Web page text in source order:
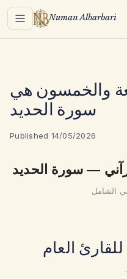
Menu Numan Albarbari
والخمسون هي
سورة الحديد
Published 14/05/2026
— سورة الحديد
الشامل
العام